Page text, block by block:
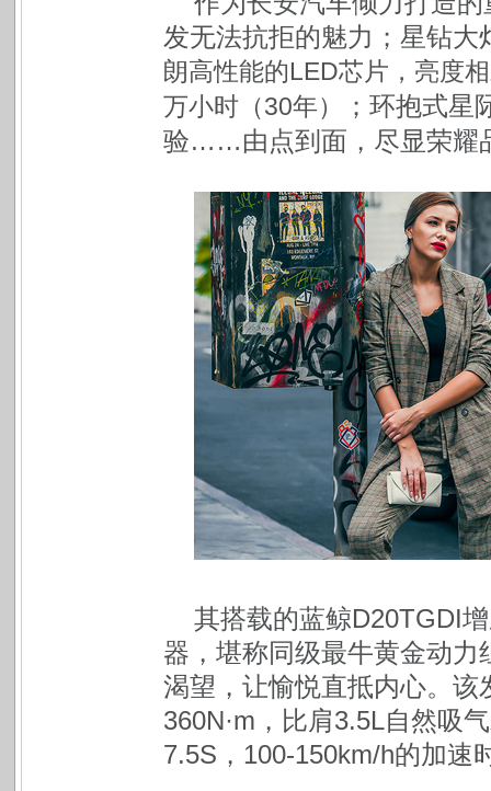
发无法抗拒的魅力；星钻大
朗高性能的LED芯片，亮度
万小时（30年）
；环抱式星
验……由点到面，尽显荣耀
其搭载的蓝鲸D20TGDI
器，堪称同级最牛黄金动
渴望，让愉悦直抵内心。
360N·m ，比肩3.5L自然吸
7.5S，100-150km/h的加速